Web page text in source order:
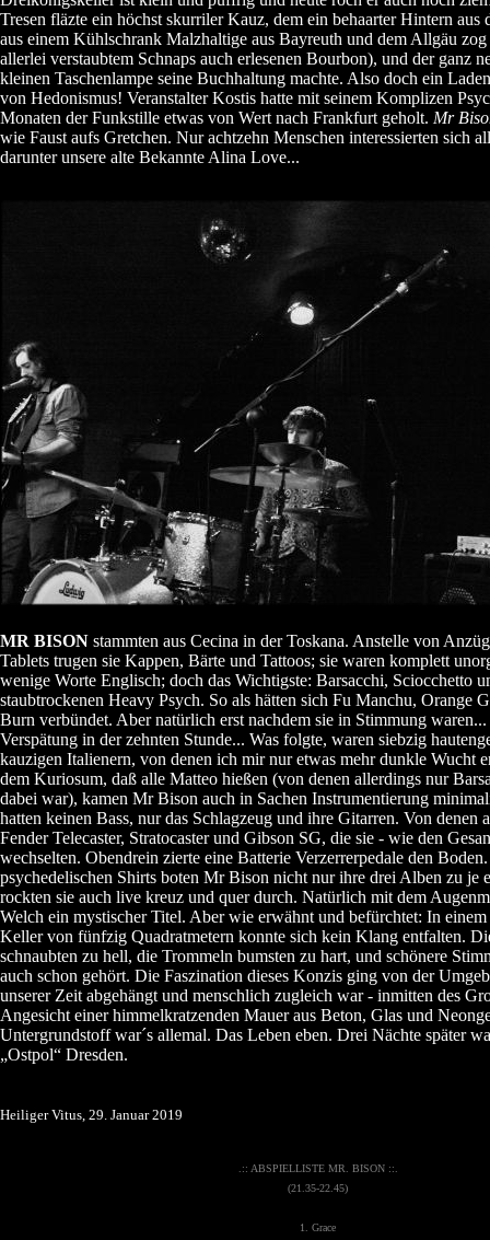
Tresen fläzte ein höchst skurriler Kauz, dem ein behaarter Hintern aus
aus einem Kühlschrank Malzhaltige aus Bayreuth und dem Allgäu
allerlei verstaubtem Schnaps auch erlesenen Bourbon), und der ganz
kleinen Taschenlampe seine Buchhaltung machte. Also doch ein
von Hedonismus! Veranstalter Kostis hatte mit seinem Komplizen
Monaten der Funkstille etwas von Wert nach Frankfurt geholt. Mr
wie Faust aufs Gretchen. Nur achtzehn Menschen interessierten sich
darunter unsere alte Bekannte Alina Love...
MR BISON stammten aus Cecina in der Toskana. Anstelle von
Tablets trugen sie Kappen, Bärte und Tattoos; sie waren komplett
wenige Worte Englisch; doch das Wichtigste: Barsacchi, Sciocchetto
staubtrockenen Heavy Psych. So als hätten sich Fu Manchu, Orange
Burn verbündet. Aber natürlich erst nachdem sie in Stimmung waren...
Verspätung in der zehnten Stunde... Was folgte, waren siebzig
kauzigen Italienern, von denen ich mir nur etwas mehr dunkle Wucht
dem Kuriosum, daß alle Matteo hießen (von denen allerdings nur
dabei war), kamen Mr Bison auch in Sachen Instrumentierung
hatten keinen Bass, nur das Schlagzeug und ihre Gitarren. Von denen
Fender Telecaster, Stratocaster und Gibson SG, die sie - wie den
wechselten. Obendrein zierte eine Batterie Verzerrerpedale den
psychedelischen Shirts boten Mr Bison nicht nur ihre drei Alben zu je
rockten sie auch live kreuz und quer durch. Natürlich mit dem
Welch ein mystischer Titel. Aber wie erwähnt und befürchtet: In einem
Keller von fünfzig Quadratmetern konnte sich kein Klang entfalten.
schnaubten zu hell, die Trommeln bumsten zu hart, und schönere
auch schon gehört. Die Faszination dieses Konzis ging von der
unserer Zeit abgehängt und menschlich zugleich war - inmitten des
Angesicht einer himmelkratzenden Mauer aus Beton, Glas und
Untergrundstoff war´s allemal. Das Leben eben. Drei Nächte später
„Ostpol“ Dresden.
Heiliger Vitus, 29. Januar 2019
.:: ABSPIELLISTE MR. BISON ::.
(21.35-22.45)
1. Grace